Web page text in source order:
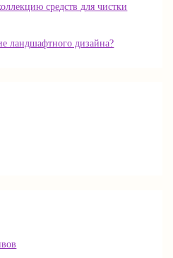
средств для чистки
ландшафтного дизайна?